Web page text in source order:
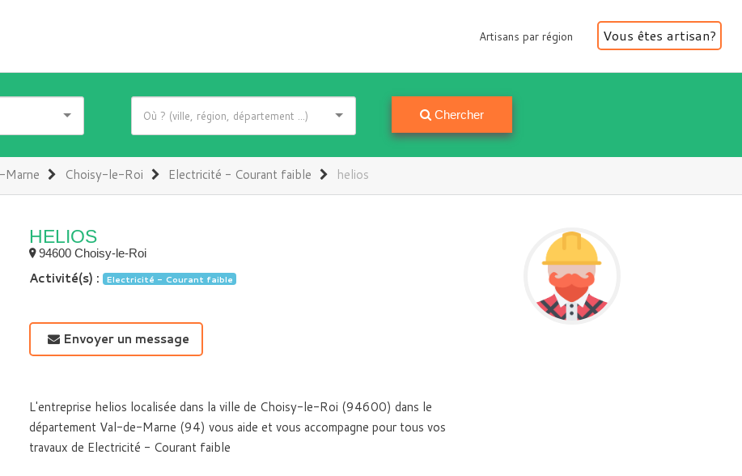
Artisans par région
Artisans par région Vous êtes artisan?
Chercher
Marne Choisy-le-Roi Electricité - Courant faible helios
HELIOS
94600 Choisy-le-Roi
Activité(s) : Electricité - Courant faible
Envoyer un message
L'entreprise helios localisée dans la ville de Choisy-le-Roi (94600) dans le
département Val-de-Marne (94) vous aide et vous accompagne pour tous vos
travaux de Electricité - Courant faible